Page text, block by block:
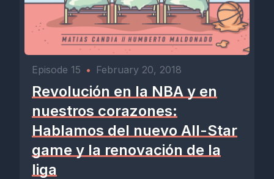
Episode 15 • February 20, 2018
Revolución en la NBA y en
nuestros corazones:
Hablamos del nuevo All-Star
game y la renovación de la
liga